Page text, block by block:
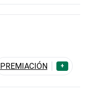
PREMIACIÓN +